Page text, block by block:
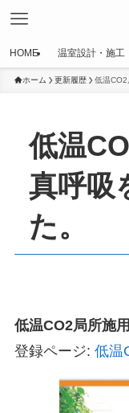
HOME 温室設計・施工
ホーム 更新履歴 低温
低温
真呼吸
た。
低温CO2局所施
登録ページ: 低温